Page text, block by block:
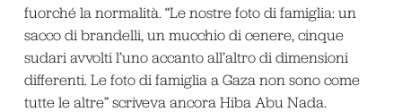
fuorché la normalità. “Le nostre foto di famiglia: un
sacco di brandelli, un mucchio di cenere, cinque
sudari avvolti l’uno accanto all’altro di dimensioni
differenti. Le foto di famiglia a Gaza non sono come
tutte le altre” scriveva ancora Hiba Abu Nada.